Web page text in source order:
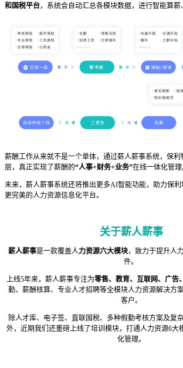
和国税平台，系统会自动汇总各模块数据，进行智能算薪
薪酬工作从来就不是一个单体，通过薪人薪事系统，保
层，真正实现了薪酬的“人事+财务+业务”在线一体化管理
未来，薪人薪事系统还将推出更多AI智能功能，助力保
更完美的人力资源信息化平台。
关于薪人薪事
薪人薪事是一款覆盖人力资源六大模块，致力于提升人
件。
上线5年来，薪人薪事专注为零售、教育、互联网、广告
勤、薪酬核算、专业人才招聘等全模块人力资源解决方
客户。
除人才库、电子签、直联国税、多种假勤考核方案及复
外，近期我们还重磅上线了培训模块，打通人力资源6大
化管理。